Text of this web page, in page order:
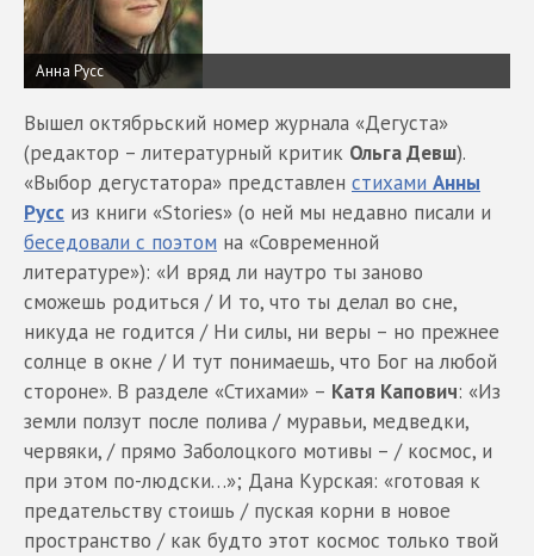
Анна Русс
Вышел октябрьский номер журнала «Дегуста»
(редактор – литературный критик Ольга Девш).
«Выбор дегустатора» представлен стихами Анны
Русс из книги «Stories» (о ней мы недавно писали и
беседовали с поэтом на «Современной
литературе»): «И вряд ли наутро ты заново
сможешь родиться / И то, что ты делал во сне,
никуда не годится / Ни силы, ни веры – но прежнее
солнце в окне / И тут понимаешь, что Бог на любой
стороне». В разделе «Стихами» – Катя Капович: «Из
земли ползут после полива / муравьи, медведки,
червяки, / прямо Заболоцкого мотивы – / космос, и
при этом по-людски…»; Дана Курская: «готовая к
предательству стоишь / пуская корни в новое
пространство / как будто этот космос только твой